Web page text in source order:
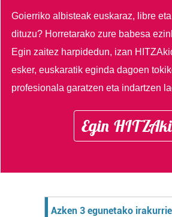
Goierriko albisteak euskaraz, libre
dituzu? Horretarako zure babesa
Egin zaitez harpidedun, izan
esker, euskaratik eginda dagoen
profesionala garatzen eta indartzen
Egin
Azken 3 egunetako